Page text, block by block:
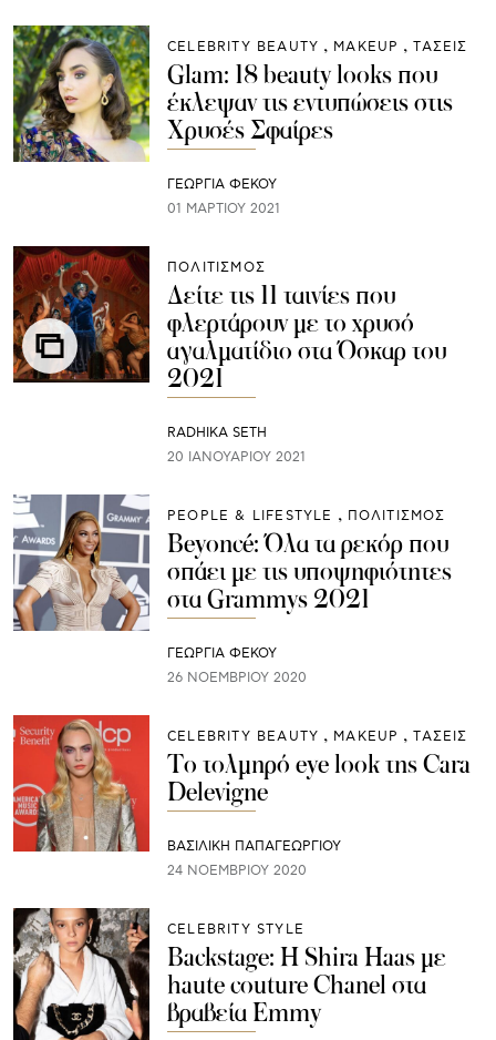
CELEBRITY BEAUTY ΜAKEUP ΤΑΣΕΙΣ
Glam: 18 beauty looks που
έκλεψαν τις εντυπώσεις στις
Χρυσές Σφαίρες
ΓΕΩΡΓΙΑ ΦΕΚΟΥ
01 ΜΑΡΤΊΟΥ 2021
ΠΟΛΙΤΙΣΜΟΣ
Δείτε τις 11 ταινίες που
φλερτάρουν με το χρυσό
αγαλματίδιο στα Όσκαρ του
2021
RADHIKA SETH
20 ΙΑΝΟΥΑΡΊΟΥ 2021
PEOPLE & LIFESTYLE ΠΟΛΙΤΙΣΜΟΣ
Beyoncé: Όλα τα ρεκόρ που
σπάει με τις υποψηφιότητες
στα Grammys 2021
ΓΕΩΡΓΙΑ ΦΕΚΟΥ
26 ΝΟΕΜΒΡΊΟΥ 2020
CELEBRITY BEAUTY ΜAKEUP ΤΑΣΕΙΣ
Το τολμηρό eye look της Cara
Delevigne
ΒΑΣΙΛΙΚΗ ΠΑΠΑΓΕΩΡΓΙΟΥ
24 ΝΟΕΜΒΡΊΟΥ 2020
CELEBRITY STYLE
Backstage: Η Shira Haas με
haute couture Chanel στα
βραβεία Emmy